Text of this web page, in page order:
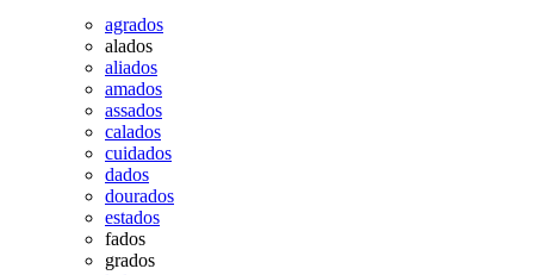
agrados
alados
aliados
amados
assados
calados
cuidados
dados
dourados
estados
fados
grados